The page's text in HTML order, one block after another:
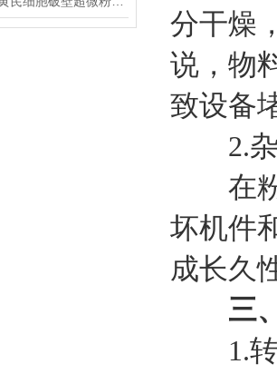
分干燥
说，物
致设备
2.杂
在粉
坏机件
成长久
三
1.转